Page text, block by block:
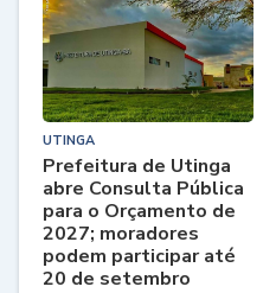
UTINGA
Prefeitura de Utinga
abre Consulta Pública
para o Orçamento de
2027; moradores
podem participar até
20 de setembro